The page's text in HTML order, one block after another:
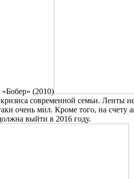
(2010)
современной семьи. Ленты
очень мил. Кроме того, на счету
выйти в 2016 году.